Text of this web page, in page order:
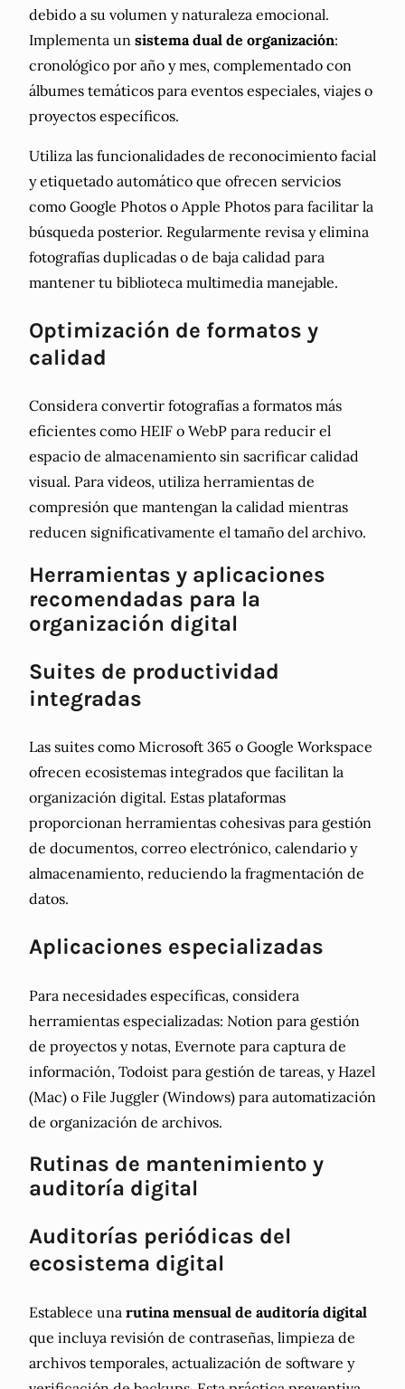
debido a su volumen y naturaleza emocional.
Implementa un sistema dual de organización:
cronológico por año y mes, complementado con
álbumes temáticos para eventos especiales, viajes o
proyectos específicos.
Utiliza las funcionalidades de reconocimiento facial
y etiquetado automático que ofrecen servicios
como Google Photos o Apple Photos para facilitar la
búsqueda posterior. Regularmente revisa y elimina
fotografías duplicadas o de baja calidad para
mantener tu biblioteca multimedia manejable.
Optimización de formatos y
calidad
Considera convertir fotografías a formatos más
eficientes como HEIF o WebP para reducir el
espacio de almacenamiento sin sacrificar calidad
visual. Para videos, utiliza herramientas de
compresión que mantengan la calidad mientras
reducen significativamente el tamaño del archivo.
Herramientas y aplicaciones
recomendadas para la
organización digital
Suites de productividad
integradas
Las suites como Microsoft 365 o Google Workspace
ofrecen ecosistemas integrados que facilitan la
organización digital. Estas plataformas
proporcionan herramientas cohesivas para gestión
de documentos, correo electrónico, calendario y
almacenamiento, reduciendo la fragmentación de
datos.
Aplicaciones especializadas
Para necesidades específicas, considera
herramientas especializadas: Notion para gestión
de proyectos y notas, Evernote para captura de
información, Todoist para gestión de tareas, y Hazel
(Mac) o File Juggler (Windows) para automatización
de organización de archivos.
Rutinas de mantenimiento y
auditoría digital
Auditorías periódicas del
ecosistema digital
Establece una rutina mensual de auditoría digital
que incluya revisión de contraseñas, limpieza de
archivos temporales, actualización de software y